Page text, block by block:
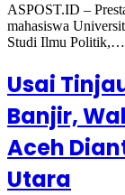
ASPOST.ID –
mahasiswa
Studi Ilmu Politik,…
Usai
Banjir,
Aceh
Utara